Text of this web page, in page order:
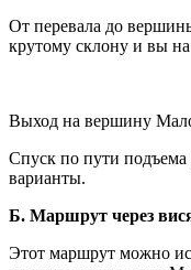
От перевала до
крутому склону и вы
Выход на вершину
Спуск по пути
варианты.
Б. Маршрут через
Этот маршрут можно